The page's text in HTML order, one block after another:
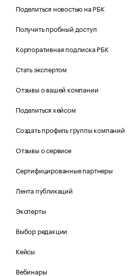
Поделиться новостью на РБК
Получить пробный доступ
Корпоративная подписка РБК
Стать экспертом
Отзывы о вашей компании
Поделиться кейсом
Создать профиль группы компаний
Отзывы о сервисе
Сертифицированные партнеры
Лента публикаций
Эксперты
Выбор редакции
Кейсы
Вебинары